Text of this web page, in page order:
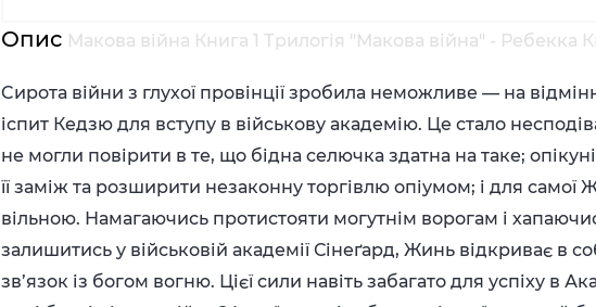
Опис Макова війна Книга 1 Трилогія "Макова війна" -
Cирота війни з глухої провінції зробила неможливе — на
іспит Кедзю для вступу в військову академію. Це стало
не могли повірити в те, що бідна селючка здатна на таке;
її заміж та розширити незаконну торгівлю опіумом; і для самої
вільною. Намагаючись протистояти могутнім ворогам і
залишитись у військовій академії Сінеґард, Жинь відкриває в
зв’язок із богом вогню. Цієї сили навіть забагато для успіху в